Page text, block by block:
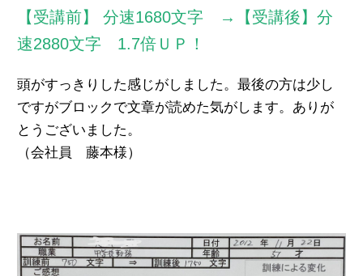
【受講前】 分速1680文字 →【受講後】分
速2880文字 1.7倍ＵＰ！
頭がすっきりした感じがしました。最後の方は少し
ですがブロックで文章が読めた気がします。ありが
とうございました。
（会社員 藤本様）